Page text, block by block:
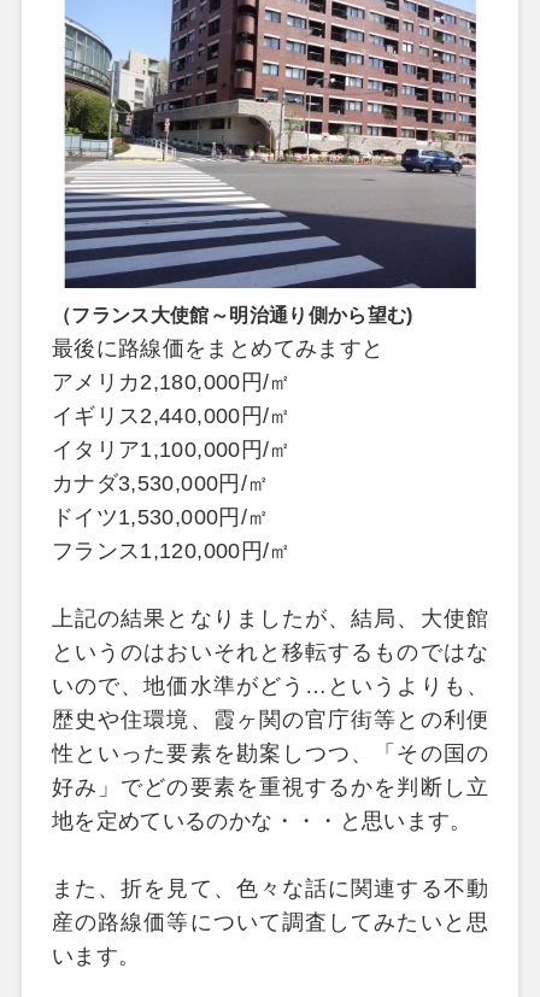
（フランス大使館～明治通り側から望む)
最後に路線価をまとめてみますと
アメリカ2,180,000 円/㎡
イギリス2,440,000 円/㎡
イタリア1,100,000 円/㎡
カナダ3,530,000円 /㎡
ドイツ1,530,000円 /㎡
フランス1,120,000 円/㎡
上記の結果となりましたが、結局、大使館
というのはおいそれと移転するものではな
いので、地価水準がどう … というよりも、
歴史や住環境、霞ヶ関の官庁街等との利便
性といった要素を勘案しつつ、「その国の
好み」でどの要素を重視するかを判断し立
地を定めているのかな・・・と思います。
また、折を見て、色々な話に関連する不動
産の路線価等について調査してみたいと思
います。